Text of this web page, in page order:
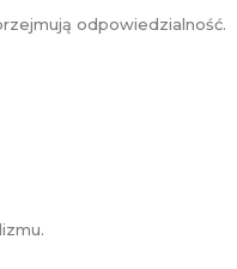
odpowiedzialność.